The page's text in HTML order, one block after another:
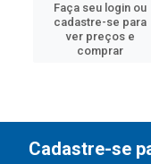
Faça seu login ou
cadastre-se para
ver preços e
comprar
Cadastre-se